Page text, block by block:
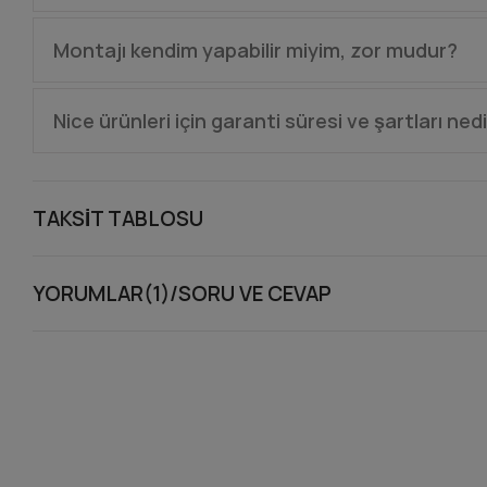
Ürünlerimiz emniyet fotoselleri ve akıllı engel
algılayıp geri çekilir. Diğer seriler ise güç ayarı
Montajı kendim yapabilir miyim, zor mudur?
Montaj, kaynak ve elektrik bilgisi gerektirir. Hatalı
öneririz. Yada bizlerden ürünle birlikte ön
Nice ürünleri için garanti süresi ve şartları
halinde ürün bize, ardından distribütöre sevk edilir.
gönderilir. Eğer garanti kapsamında olmayan bir
TAKSIT TABLOSU
YORUMLAR(1)/SORU VE CEVAP